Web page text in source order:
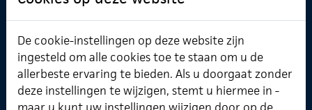
Software & Cursusplanner
Cursusplanner
Professional Services
Verzuimmanager
De cookie-instellingen op deze website zijn
ingesteld om alle cookies toe te staan om u de
allerbeste ervaring te bieden. Als u doorgaat zonder
deze instellingen te wijzigen, stemt u hiermee in -